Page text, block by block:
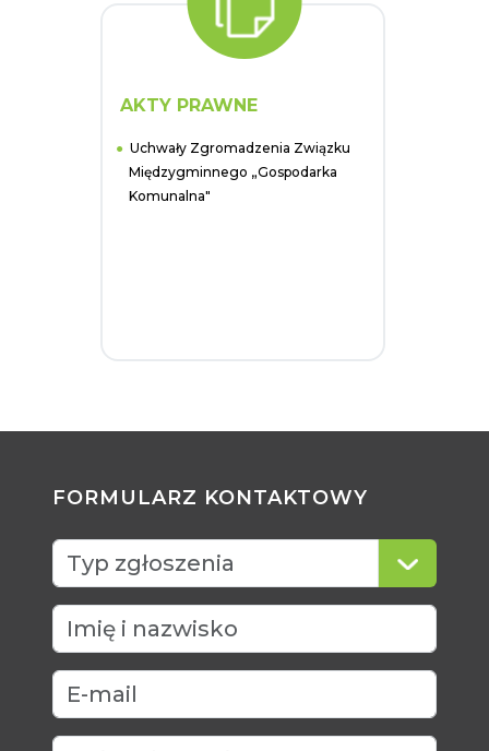
AKTY PRAWNE
Uchwały Zgromadzenia Związku
Międzygminnego „Gospodarka
Komunalna"
FORMULARZ KONTAKTOWY